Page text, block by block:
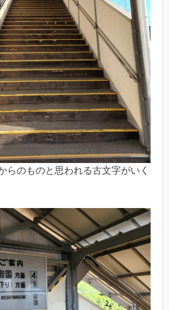
らのものと思われる古文字がいく